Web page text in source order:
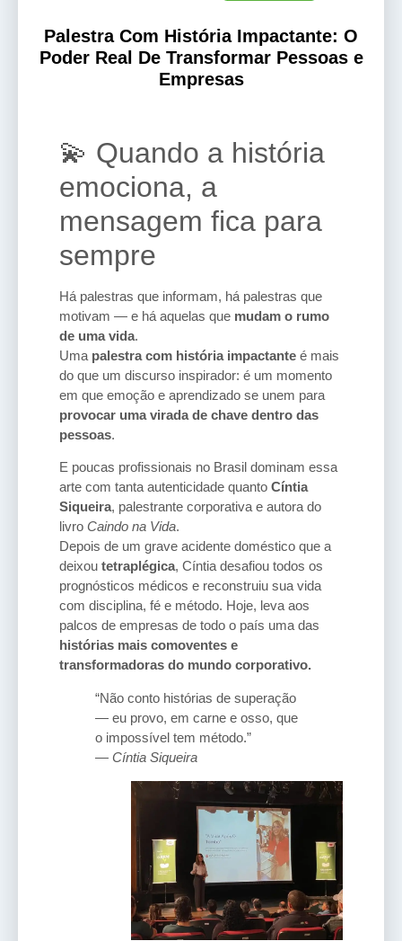
Palestra Com História Impactante: O
Poder Real De Transformar Pessoas e
Empresas
💫 Quando a história
emociona, a
mensagem fica para
sempre
Há palestras que informam, há palestras que
motivam — e há aquelas que mudam o rumo
de uma vida.
Uma palestra com história impactante é mais
do que um discurso inspirador: é um momento
em que emoção e aprendizado se unem para
provocar uma virada de chave dentro das
pessoas.
E poucas profissionais no Brasil dominam essa
arte com tanta autenticidade quanto Cíntia
Siqueira, palestrante corporativa e autora do
livro Caindo na Vida.
Depois de um grave acidente doméstico que a
deixou tetraplégica, Cíntia desafiou todos os
prognósticos médicos e reconstruiu sua vida
com disciplina, fé e método. Hoje, leva aos
palcos de empresas de todo o país uma das
histórias mais comoventes e
transformadoras do mundo corporativo.
“Não conto histórias de superação
— eu provo, em carne e osso, que
o impossível tem método.”
— Cíntia Siqueira